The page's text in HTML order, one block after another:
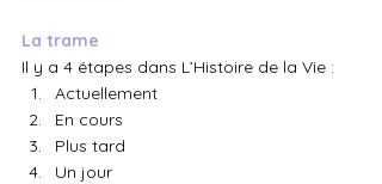
La trame
Il y a 4 étapes dans L’Histoire de la Vie :
Actuellement
En cours
Plus tard
Un jour